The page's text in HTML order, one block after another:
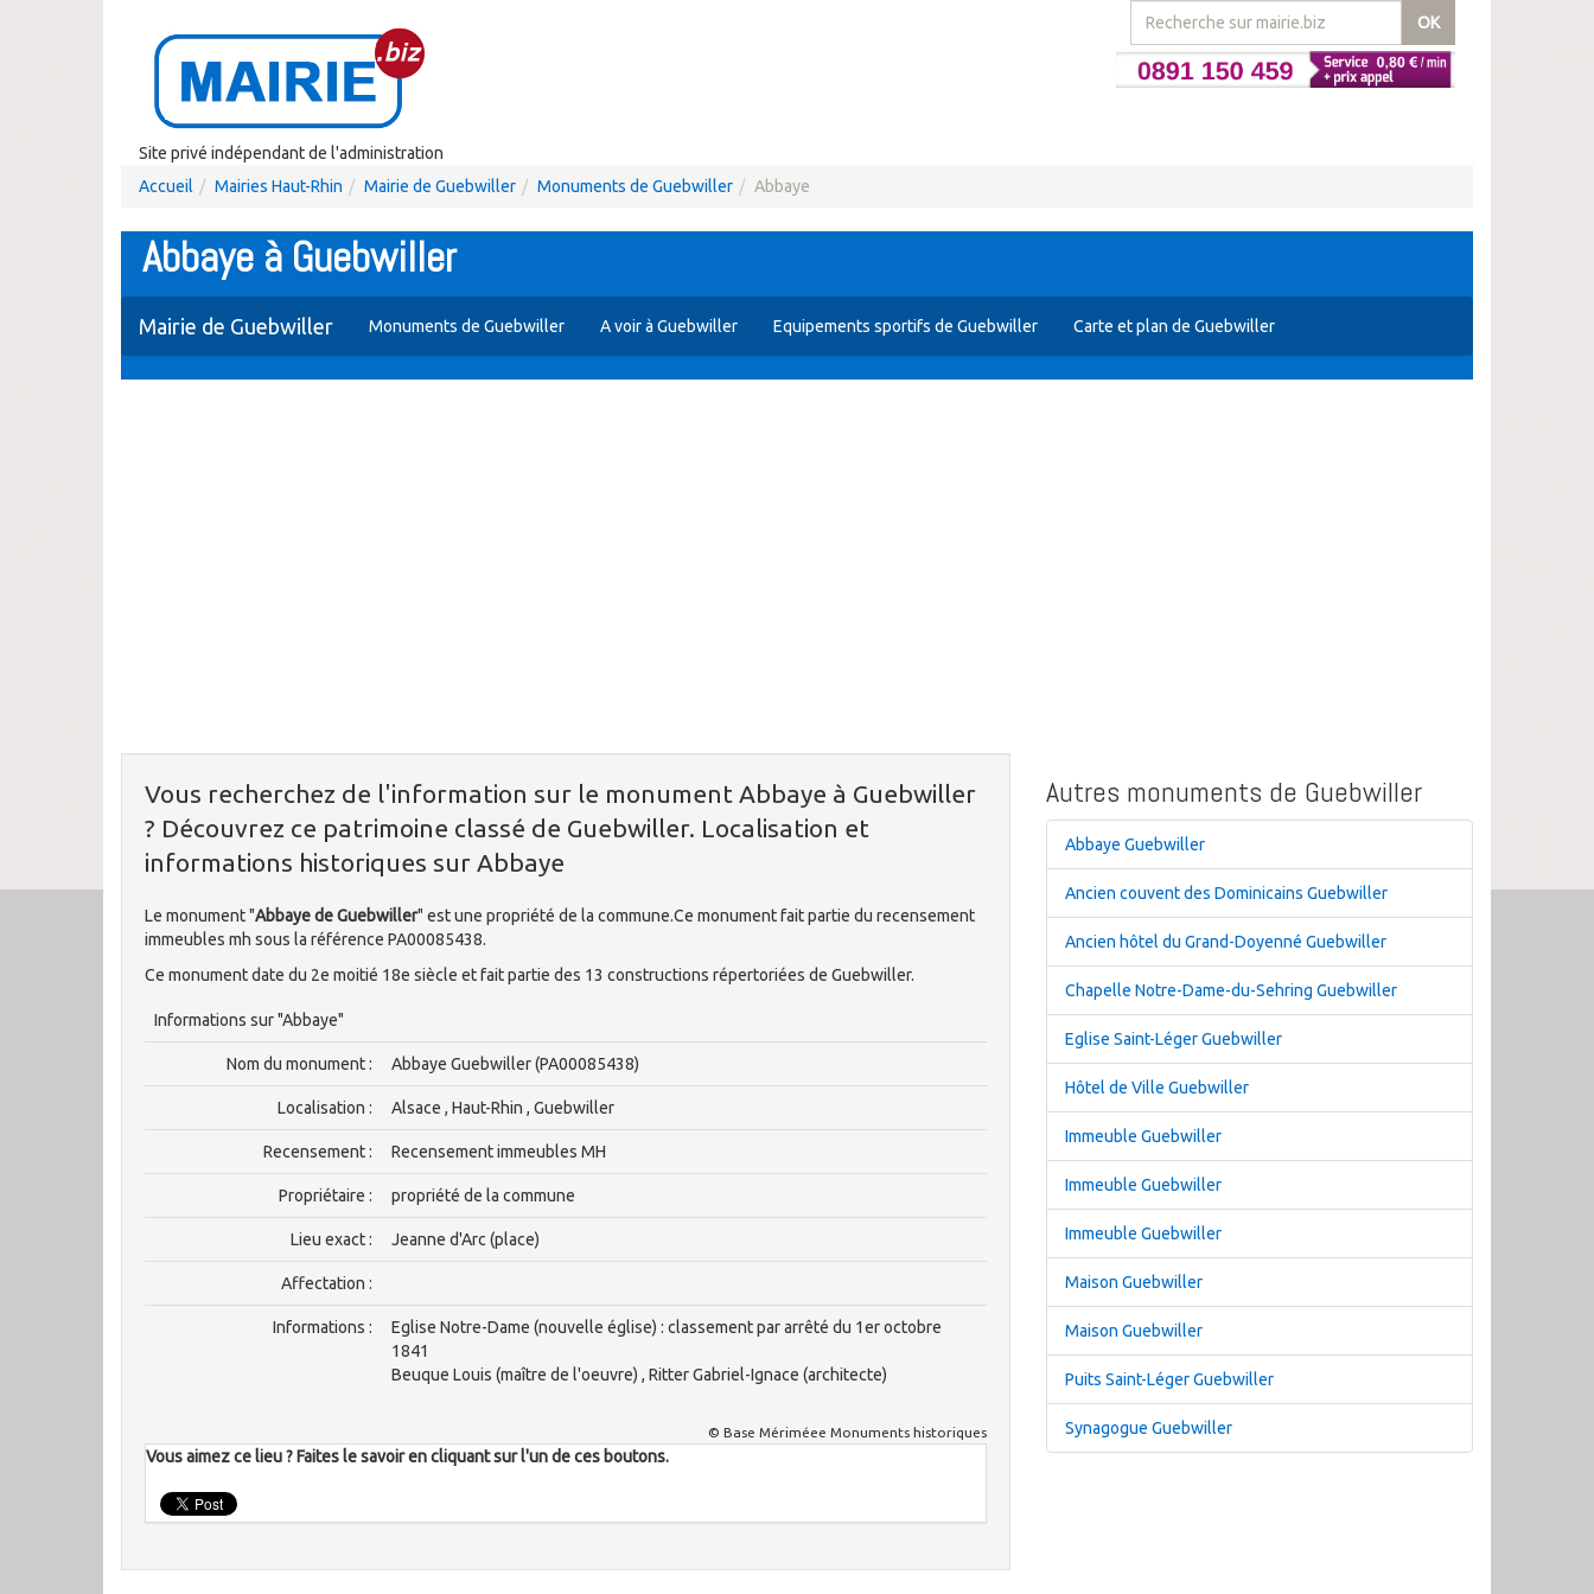
OK
Site privé indépendant de l'administration
Accueil
Mairies Haut-Rhin Mairie de Guebwiller Monuments de Guebwiller Abbaye
Abbaye à Guebwiller
Mairie de Guebwiller Monuments de Guebwiller A voir à Guebwiller Equipements sportifs de Guebwiller Carte et plan de Guebwiller
Vous recherchez de l'information sur le monument Abbaye à Guebwiller
? Découvrez ce patrimoine classé de Guebwiller. Localisation et
informations historiques sur Abbaye
Le monument "Abbaye de Guebwiller" est une propriété de la commune.Ce monument fait partie du recensement
immeubles mh sous la référence PA00085438.
Ce monument date du 2e moitié 18e siècle et fait partie des 13 constructions répertoriées de Guebwiller.
Informations sur "Abbaye"
Nom du monument : Abbaye Guebwiller (PA00085438)
Localisation : Alsace , Haut-Rhin , Guebwiller
Recensement : Recensement immeubles MH
Propriétaire : propriété de la commune
Lieu exact : Jeanne d'Arc (place)
Affectation :
Informations :
Eglise Notre-Dame (nouvelle église) : classement par arrêté du 1er octobre
1841
Beuque Louis (maître de l'oeuvre) , Ritter Gabriel-Ignace (architecte)
© Base Mériméee Monuments historiques
Vous aimez ce lieu ? Faites le savoir en cliquant sur l'un de ces boutons.
Autres monuments de Guebwiller
Abbaye Guebwiller
Ancien couvent des Dominicains Guebwiller
Ancien hôtel du Grand-Doyenné Guebwiller
Chapelle Notre-Dame-du-Sehring Guebwiller
Eglise Saint-Léger Guebwiller
Hôtel de Ville Guebwiller
Immeuble Guebwiller
Immeuble Guebwiller
Immeuble Guebwiller
Maison Guebwiller
Maison Guebwiller
Puits Saint-Léger Guebwiller
Synagogue Guebwiller